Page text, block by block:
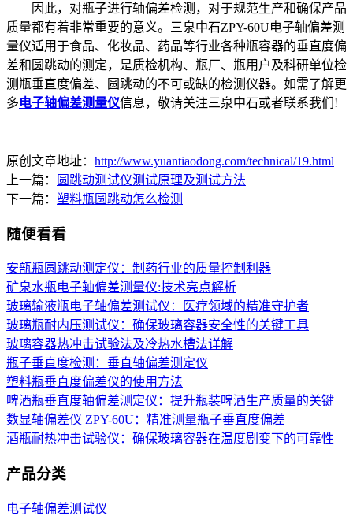
因此，对瓶子进行轴偏差检测，对于规范生产和确保产品
质量都有着非常重要的意义。三泉中石ZPY-60U电子轴偏差测
量仪适用于食品、化妆品、药品等行业各种瓶容器的垂直度偏
差和圆跳动的测定，是质检机构、瓶厂、瓶用户及科研单位检
测瓶垂直度偏差、圆跳动的不可或缺的检测仪器。如需了解更
多电子轴偏差测量仪信息，敬请关注三泉中石或者联系我们!
原创文章地址： http://www.yuantiaodong.com/technical/19.html
上一篇：
圆跳动测试仪测试原理及测试方法
下一篇： 塑料瓶圆跳动怎么检测
随便看看
安瓿瓶圆跳动测定仪：制药行业的质量控制利器
矿泉水瓶电子轴偏差测量仪:技术亮点解析
玻璃输液瓶电子轴偏差测试仪：医疗领域的精准守护者
玻璃瓶耐内压测试仪：确保玻璃容器安全性的关键工具
玻璃容器热冲击试验法及冷热水槽法详解
瓶子垂直度检测：垂直轴偏差测定仪
塑料瓶垂直度偏差仪的使用方法
啤酒瓶垂直度轴偏差测定仪：提升瓶装啤酒生产质量的关键
数显轴偏差仪 ZPY-60U：精准测量瓶子垂直度偏差
酒瓶耐热冲击试验仪：确保玻璃容器在温度剧变下的可靠性
产品分类
电子轴偏差测试仪